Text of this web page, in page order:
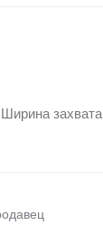
Ширина захвата